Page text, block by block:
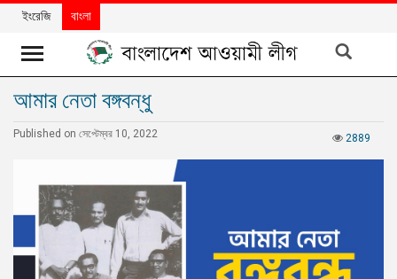
খবর
দলের
প্রতিবেদন
ইংরেজি বাংলা
আমার নেতা বঙ্গবন্ধু
2889
Published on সেপ্টেম্বর 10, 2022